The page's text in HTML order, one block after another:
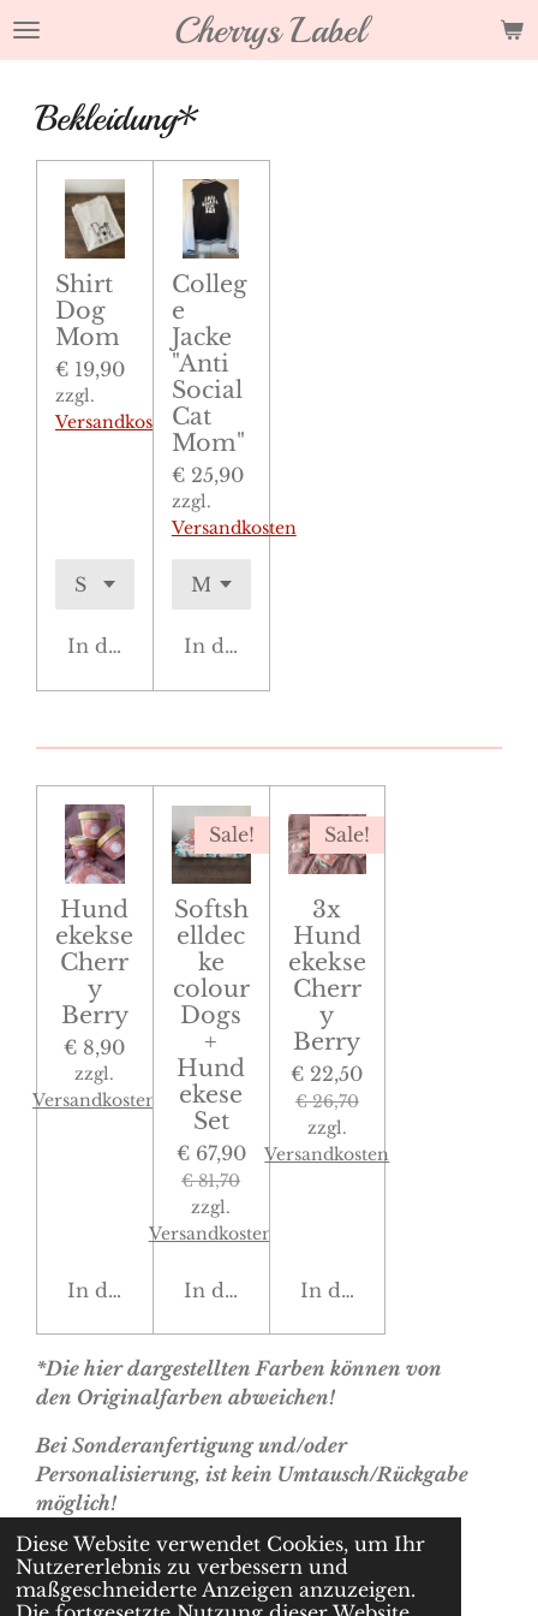
Diese Website verwendet Cookies, um Ihr
Nutzererlebnis zu verbessern und
maßgeschneiderte Anzeigen anzuzeigen.
Zum
Cherrys Label
Bekleidung*
Shirt
Dog
Mom
€ 19,90
zzgl.
Versandkosten
In den Warenkorb
Colleg
e
Jacke
"Anti
Social
Cat
Mom"
€ 25,90
zzgl.
Versandkosten
In den Warenkorb
Hund
ekekse
Cherr
y
Berry
€ 8,90
zzgl.
Versandkosten
In den Warenkorb
Sale!
Softsh
elldec
ke
colour
Dogs
+
Hund
ekese
Set
€ 67,90
€ 81,70
zzgl.
Versandkosten
In den Warenkorb
Sale!
3x
Hund
ekekse
Cherr
y
Berry
€ 22,50
€ 26,70
zzgl.
Versandkosten
In den Warenkorb
*Die hier dargestellten Farben können von
den Originalfarben abweichen!
Bei Sonderanfertigung und/oder
Personalisierung, ist kein Umtausch/Rückgabe
möglich!
© 2022 - 2026 cherryslabel.at
Mit Unterstützung vonWebador